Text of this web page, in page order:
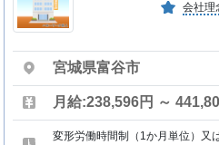
宮城県富谷市
月給:238,596円 ～
変形労働時間制（1か月単位